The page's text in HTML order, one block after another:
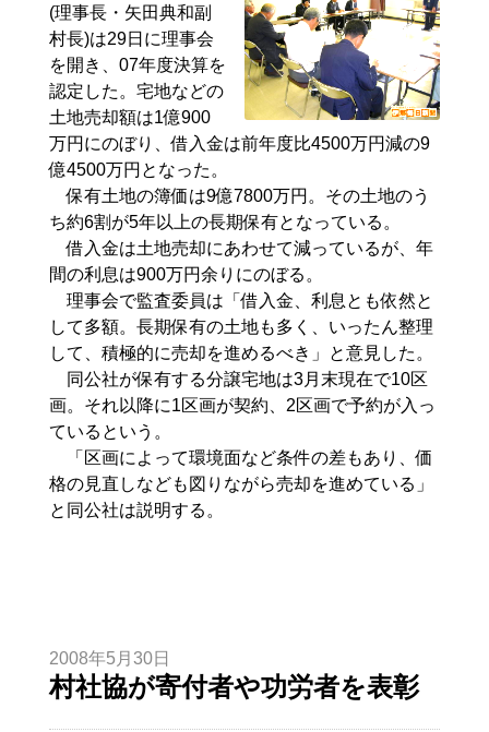
(理事長・矢田典和副
村長)は29日に理事会
を開き、07年度決算を
認定した。宅地などの
土地売却額は1億900
万円にのぼり、借入金は前年度比4500万円減の9
億4500万円となった。
保有土地の簿価は9億7800万円。その土地のう
ち約6割が5年以上の長期保有となっている。
借入金は土地売却にあわせて減っているが、年
間の利息は900万円余りにのぼる。
理事会で監査委員は「借入金、利息とも依然と
して多額。長期保有の土地も多く、いったん整理
して、積極的に売却を進めるべき」と意見した。
同公社が保有する分譲宅地は3月末現在で10区
画。それ以降に1区画が契約、2区画で予約が入っ
ているという。
「区画によって環境面など条件の差もあり、価
格の見直しなども図りながら売却を進めている」
と同公社は説明する。
2008年5月30日
村社協が寄付者や功労者を表彰